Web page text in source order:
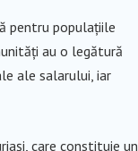
pentru populațiile
au o legătură
ale salarului, iar
care constituie un